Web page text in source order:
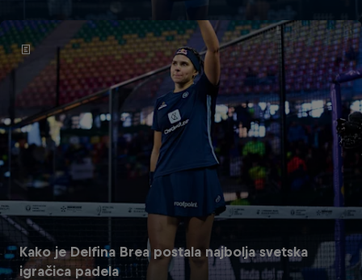
Kako je Delfina Brea postala najbolja svetska
igračica padela